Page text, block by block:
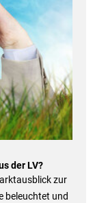
der LV?
zur
beleuchtet und